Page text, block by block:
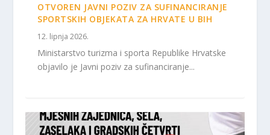
OTVOREN JAVNI POZIV ZA SUFINANCIRANJE
SPORTSKIH OBJEKATA ZA HRVATE U BIH
12. lipnja 2026.
Ministarstvo turizma i sporta Republike Hrvatske
objavilo je Javni poziv za sufinanciranje...